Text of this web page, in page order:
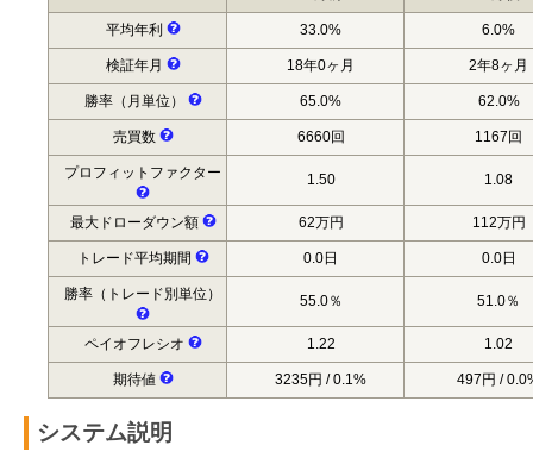
平均年利 33.0% 6.0%
検証年月 18年0ヶ月 2年8ヶ月
勝率（月単位） 65.0% 62.0%
売買数 6660回 1167回
プロフィットファクター 1.50 1.08
最大ドローダウン額 62万円 112万円
トレード平均期間 0.0日 0.0日
勝率（トレード別単位） 55.0％ 51.0％
ペイオフレシオ 1.22 1.02
期待値 3235円 / 0.1% 497円 /
システム説明